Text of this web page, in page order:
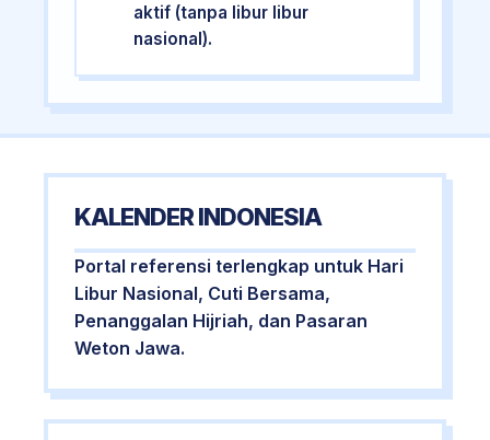
aktif (tanpa libur libur
nasional).
KALENDER INDONESIA
Portal referensi terlengkap untuk Hari
Libur Nasional, Cuti Bersama,
Penanggalan Hijriah, dan Pasaran
Weton Jawa.